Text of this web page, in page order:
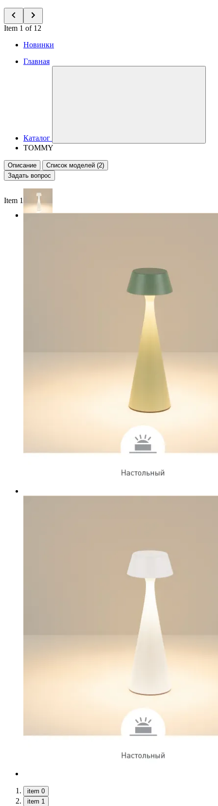
Item 1 of 12
Новинки
Главная
Каталог
TOMMY
Описание
Список моделей (2)
Задать вопрос
Item 1 of 2
item 0
item 1